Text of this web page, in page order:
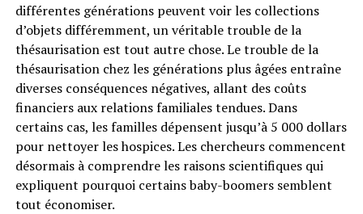
différentes générations peuvent voir les collections
d’objets différemment, un véritable trouble de la
thésaurisation est tout autre chose. Le trouble de la
thésaurisation chez les générations plus âgées entraîne
diverses conséquences négatives, allant des coûts
financiers aux relations familiales tendues. Dans
certains cas, les familles dépensent jusqu’à 5 000 dollars
pour nettoyer les hospices. Les chercheurs commencent
désormais à comprendre les raisons scientifiques qui
expliquent pourquoi certains baby-boomers semblent
tout économiser.